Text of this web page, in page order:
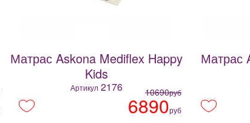
Матрас Askona Mediflex Happy
Kids
Артикул 2176 10690руб
6890руб
Матрас